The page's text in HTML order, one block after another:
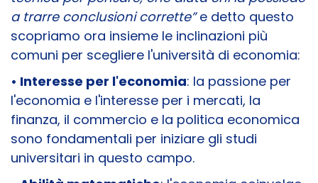
a trarre conclusioni corrette”e detto questo
scopriamo ora insieme le inclinazioni più
comuni per scegliere l'università di economia:
• Interesse per l'economia: la passione per
l'economia e l'interesse per i mercati, la
finanza, il commercio e la politica economica
sono fondamentali per iniziare gli studi
universitari in questo campo.